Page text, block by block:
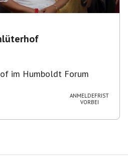
im Humboldt Forum
ANMELDEFRIST
VORBEI